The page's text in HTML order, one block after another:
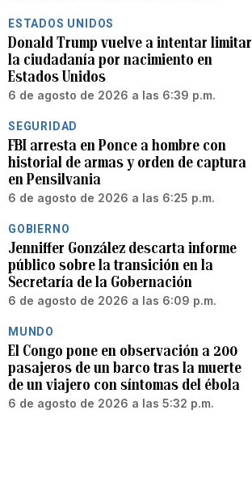
ESTADOS UNIDOS
Donald Trump vuelve a intentar limitar
la ciudadanía por nacimiento en
Estados Unidos
6 de agosto de 2026 a las 6:39 p.m.
SEGURIDAD
FBI arresta en Ponce a hombre con
historial de armas y orden de captura
en Pensilvania
6 de agosto de 2026 a las 6:25 p.m.
GOBIERNO
Jenniffer González descarta informe
público sobre la transición en la
Secretaría de la Gobernación
6 de agosto de 2026 a las 6:09 p.m.
MUNDO
El Congo pone en observación a 200
pasajeros de un barco tras la muerte
de un viajero con síntomas del ébola
6 de agosto de 2026 a las 5:32 p.m.